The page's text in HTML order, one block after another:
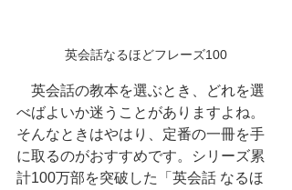
英会話なるほどフレーズ100
英会話の教本を選ぶとき、どれを選
べばよいか迷うことがありますよね。
そんなときはやはり、定番の一冊を手
に取るのがおすすめです。シリーズ累
計100万部を突破した「英会話 なるほ